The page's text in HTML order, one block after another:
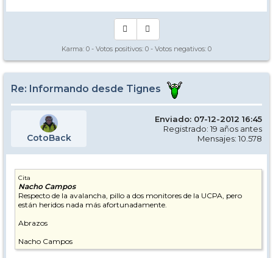
Karma: 0 - Votos positivos: 0 - Votos negativos: 0
Re: Informando desde Tignes
CotoBack
Enviado: 07-12-2012 16:45
Registrado: 19 años antes
Mensajes: 10.578
Cita
Nacho Campos
Respecto de la avalancha, pillo a dos monitores de la UCPA, pero
están heridos nada más afortunadamente.
Abrazos
Nacho Campos